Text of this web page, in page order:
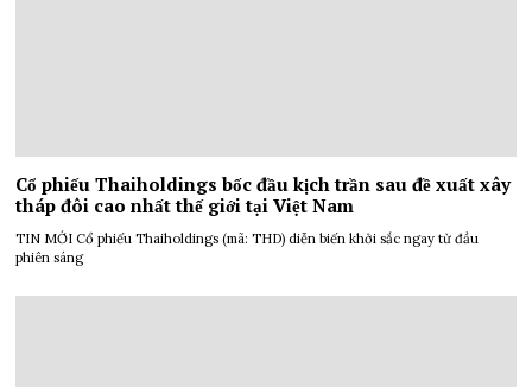
Cổ phiếu Thaiholdings bốc đầu kịch trần sau đề xuất xây
tháp đôi cao nhất thế giới tại Việt Nam
TIN MỚI Cổ phiếu Thaiholdings (mã: THD) diễn biến khởi sắc ngay từ đầu
phiên sáng